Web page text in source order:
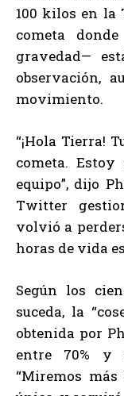
100 kilos en la
cometa
gravedad—
observación,
movimiento.
“¡Hola Tierra!
cometa.
equipo”, dijo
Twitter
volvió a
horas de vida
Según los
suceda, la
obtenida por
entre 70% y
“Miremos